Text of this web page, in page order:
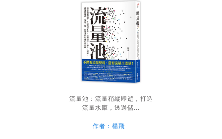
流量池：流量稍縱即逝，打造
流量水庫，透過儲...
作者：楊飛